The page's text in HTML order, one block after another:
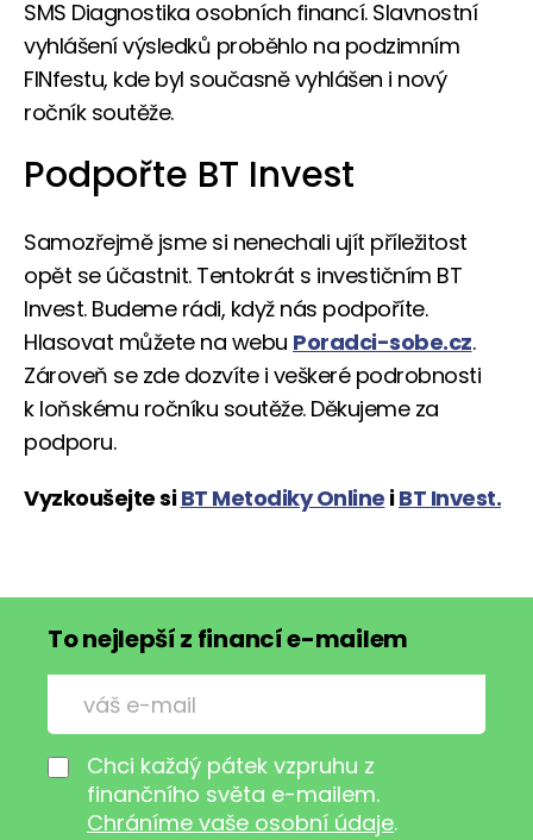
SMS Diagnostika osobních financí. Slavnostní
vyhlášení výsledků proběhlo na podzimním
FINfestu, kde byl současně vyhlášen i nový
ročník soutěže.
Podpořte BT Invest
Samozřejmě jsme si nenechali ujít příležitost
opět se účastnit. Tentokrát s investičním BT
Invest. Budeme rádi, když nás podpoříte.
Hlasovat můžete na webu Poradci-sobe.cz.
Zároveň se zde dozvíte i veškeré podrobnosti
k loňskému ročníku soutěže. Děkujeme za
podporu.
Vyzkoušejte siBT Metodiky Online iBT Invest.
To nejlepší z financí e-mailem
Chci každý pátek vzpruhu z
finančního světa e-mailem.
Chráníme vaše osobní údaje.